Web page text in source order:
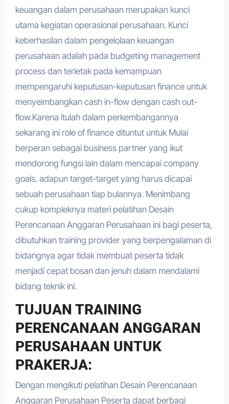
keuangan dalam perusahaan merupakan kunci
utama kegiatan operasional perusahaan. Kunci
keberhasilan dalam pengelolaan keuangan
perusahaan adalah pada budgeting management
process dan terletak pada kemampuan
mempengaruhi keputusan-keputusan finance untuk
menyeimbangkan cash in-flow dengan cash out-
flow.Karena itulah dalam perkembangannya
sekarang ini role of finance dituntut untuk Mulai
berperan sebagai business partner yang ikut
mendorong fungsi lain dalam mencapai company
goals. adapun target-target yang harus dicapai
sebuah perusahaan tiap bulannya. Menimbang
cukup kompleknya materi pelatihan Desain
Perencanaan Anggaran Perusahaan ini bagi peserta,
dibutuhkan training provider yang berpengalaman di
bidangnya agar tidak membuat peserta tidak
menjadi cepat bosan dan jenuh dalam mendalami
bidang teknik ini.
TUJUAN TRAINING
PERENCANAAN ANGGARAN
PERUSAHAAN UNTUK
PRAKERJA:
Dengan mengikuti pelatihan Desain Perencanaan
Anggaran Perusahaan Peserta dapat berbagi